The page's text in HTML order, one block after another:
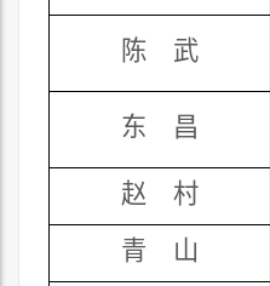
陈 武
东 昌
赵 村
青
山